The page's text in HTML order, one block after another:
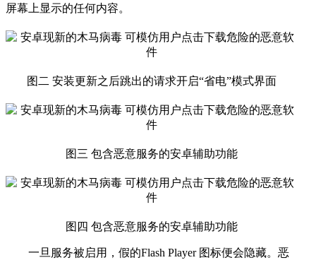
屏幕上显示的任何内容。
图二 安装更新之后跳出的请求开启“省电”模式界面
图三 包含恶意服务的安卓辅助功能
图四 包含恶意服务的安卓辅助功能
一旦服务被启用，假的Flash Player 图标便会隐藏。恶